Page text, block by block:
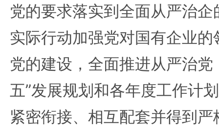
党的要求落实到全面从严治
实际行动加强党对国有企业
党的建设，全面推进从严治党
五”发展规划和各年度工作计
紧密衔接、相互配套并得到